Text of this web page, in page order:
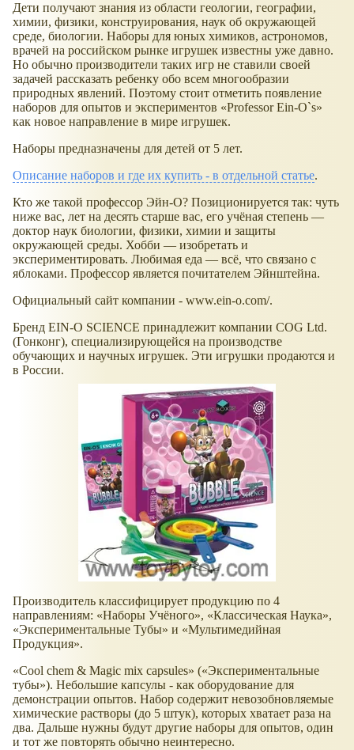
Дети получают знания из области геологии, географии,
химии, физики, конструирования, наук об окружающей
среде, биологии. Наборы для юных химиков, астрономов,
врачей на российском рынке игрушек известны уже давно.
Но обычно производители таких игр не ставили своей
задачей рассказать ребенку обо всем многообразии
природных явлений. Поэтому стоит отметить появление
наборов для опытов и экспериментов «Professor Ein-O`s»
как новое направление в мире игрушек.
Наборы предназначены для детей от 5 лет.
Описание наборов и где их купить - в отдельной статье.
Кто же такой профессор Эйн-О? Позиционируется так: чуть
ниже вас, лет на десять старше вас, его учёная степень —
доктор наук биологии, физики, химии и защиты
окружающей среды. Хобби — изобретать и
экспериментировать. Любимая еда — всё, что связано с
яблоками. Профессор является почитателем Эйнштейна.
Официальный сайт компании - www.ein-o.com/.
Бренд EIN-O SCIENCE принадлежит компании COG Ltd.
(Гонконг), специализирующейся на производстве
обучающих и научных игрушек. Эти игрушки продаются и
в России.
Производитель классифицирует продукцию по 4
направлениям: «Наборы Учёного», «Классическая Наука»,
«Экспериментальные Тубы» и «Мультимедийная
Продукция».
«Cool chem & Magic mix capsules» («Экспериментальные
тубы»). Небольшие капсулы - как оборудование для
демонстрации опытов. Набор содержит невозобновляемые
химические растворы (до 5 штук), которых хватает раза на
два. Дальше нужны будут другие наборы для опытов, один
и тот же повторять обычно неинтересно.